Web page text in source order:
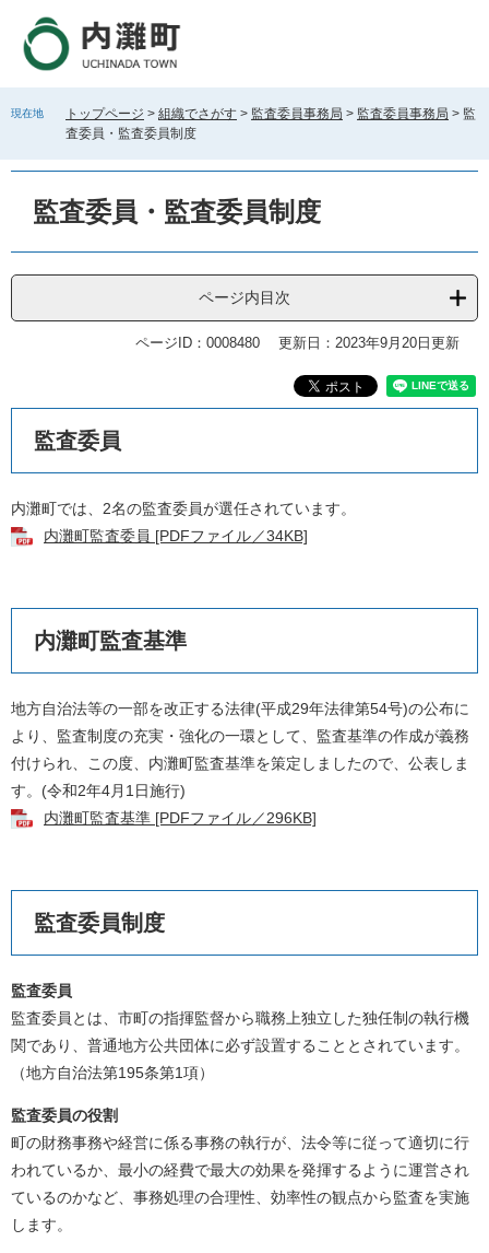
す
し
現在地 トップページ > 組織でさがす > 監査委員事務局 > 監査委員事務局 > 監
査委員・監査委員制度
監査委員・監査委員制度
ページ内目次
ページID：0008480 更新日：2023年9月20日更新
監査委員
内灘町では、2名の監査委員が選任されています。
内灘町監査委員 [PDFファイル／34KB]
内灘町監査基準
地方自治法等の一部を改正する法律(平成29年法律第54号)の公布に
より、監査制度の充実・強化の一環として、監査基準の作成が義務
付けられ、この度、内灘町監査基準を策定しましたので、公表しま
す。(令和2年4月1日施行)
内灘町監査基準 [PDFファイル／296KB]
監査委員制度
監査委員
監査委員とは、市町の指揮監督から職務上独立した独任制の執行機
関であり、普通地方公共団体に必ず設置することとされています。
（地方自治法第195条第1項）
監査委員の役割
町の財務事務や経営に係る事務の執行が、法令等に従って適切に行
われているか、最小の経費で最大の効果を発揮するように運営され
ているのかなど、事務処理の合理性、効率性の観点から監査を実施
します。